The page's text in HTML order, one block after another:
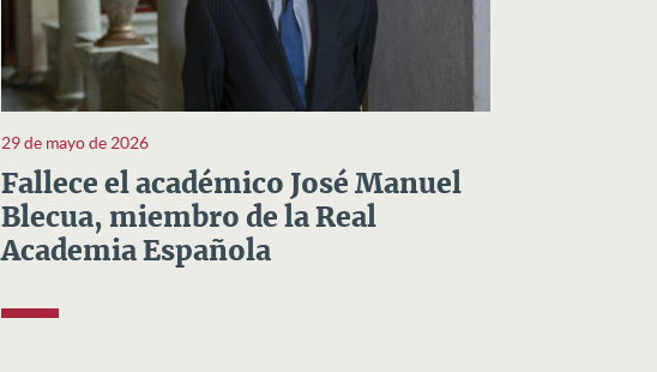
29 de mayo de 2026
Fallece el académico José Manuel
Blecua, miembro de la Real
Academia Española